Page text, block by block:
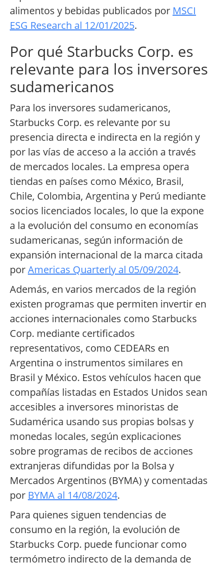
alimentos y bebidas publicados por MSCI
ESG Research al 12/01/2025.
Por qué Starbucks Corp. es
relevante para los inversores
sudamericanos
Para los inversores sudamericanos,
Starbucks Corp. es relevante por su
presencia directa e indirecta en la región y
por las vías de acceso a la acción a través
de mercados locales. La empresa opera
tiendas en países como México, Brasil,
Chile, Colombia, Argentina y Perú mediante
socios licenciados locales, lo que la expone
a la evolución del consumo en economías
sudamericanas, según información de
expansión internacional de la marca citada
porAmericas Quarterly al 05/09/2024.
Además, en varios mercados de la región
existen programas que permiten invertir en
acciones internacionales como Starbucks
Corp. mediante certificados
representativos, como CEDEARs en
Argentina o instrumentos similares en
Brasil y México. Estos vehículos hacen que
compañías listadas en Estados Unidos sean
accesibles a inversores minoristas de
Sudamérica usando sus propias bolsas y
monedas locales, según explicaciones
sobre programas de recibos de acciones
extranjeras difundidas por la Bolsa y
Mercados Argentinos (BYMA) y comentadas
por BYMA al 14/08/2024.
Para quienes siguen tendencias de
consumo en la región, la evolución de
Starbucks Corp. puede funcionar como
termómetro indirecto de la demanda de